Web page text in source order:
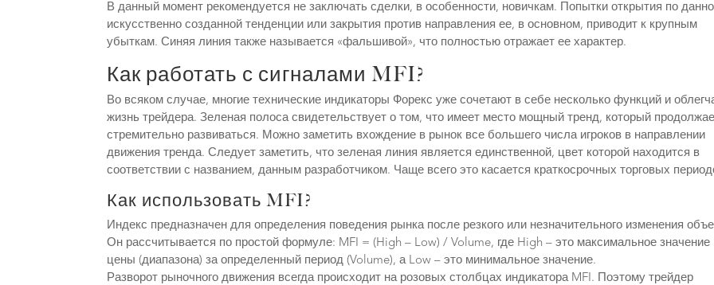
В данный момент рекомендуется не заключать сделки, в особенности, новичкам. Попытки открытия по
искусственно созданной тенденции или закрытия против направления ее, в основном, приводит к крупным
убыткам. Синяя линия также называется «фальшивой», что полностью отражает ее характер.
Как работать с сигналами MFI?
Во всяком случае, многие технические индикаторы Форекс уже сочетают в себе несколько функций и
жизнь трейдера. Зеленая полоса свидетельствует о том, что имеет место мощный тренд, который
стремительно развиваться. Можно заметить вхождение в рынок все большего числа игроков в направлении
движения тренда. Следует заметить, что зеленая линия является единственной, цвет которой находится в
соответствии с названием, данным разработчиком. Чаще всего это касается краткосрочных торговых
Как использовать MFI?
Индекс предназначен для определения поведения рынка после резкого или незначительного изменения
Он рассчитывается по простой формуле: MFI = (High – Low) / Volume, где High – это максимальное значение
цены (диапазона) за определенный период (Volume), а Low – это минимальное значение.
Разворот рыночного движения всегда происходит на розовых столбцах индикатора MFI. Поэтому трейдер